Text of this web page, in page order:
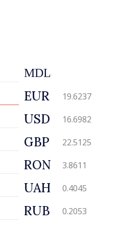
MDL
EUR 19.6237
USD 16.6982
GBP 22.5125
RON 3.8611
UAH 0.4045
RUB 0.2053